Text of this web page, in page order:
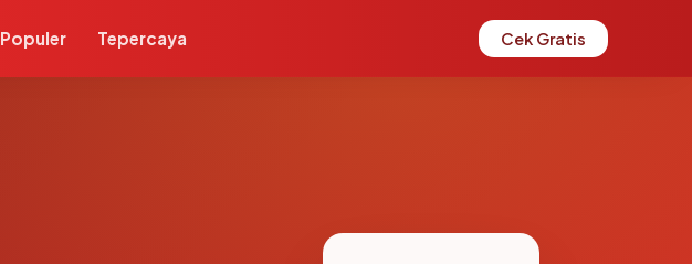
Populer Tepercaya Cek Gratis